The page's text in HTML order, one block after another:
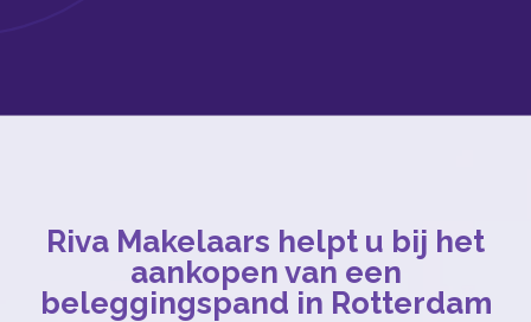
Riva Makelaars helpt u bij het
aankopen van een
beleggingspand in Rotterdam